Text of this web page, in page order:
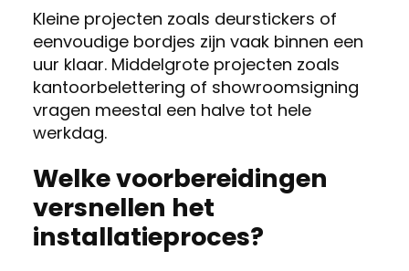
Kleine projecten zoals deurstickers of
eenvoudige bordjes zijn vaak binnen een
uur klaar. Middelgrote projecten zoals
kantoorbelettering of showroomsigning
vragen meestal een halve tot hele
werkdag.
Welke voorbereidingen
versnellen het
installatieproces?